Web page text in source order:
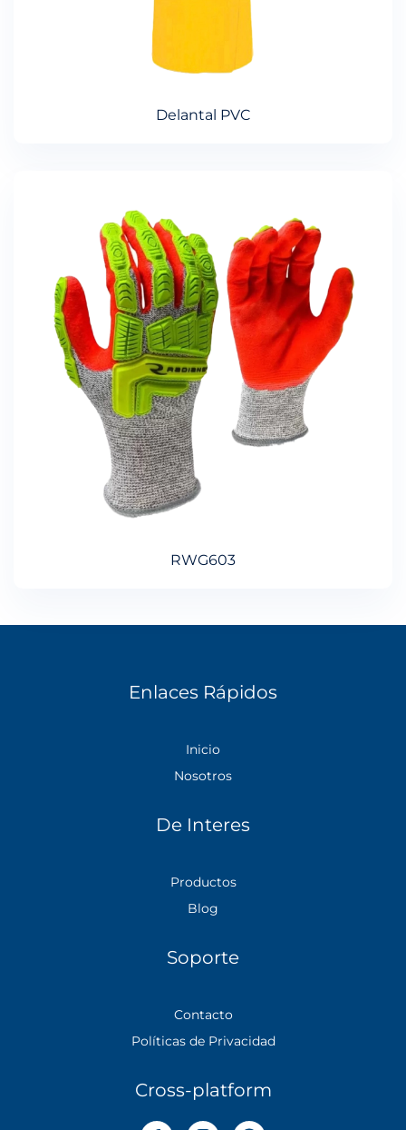
Delantal PVC
RWG603
Enlaces Rápidos
Inicio
Nosotros
De Interes
Productos
Blog
Soporte
Contacto
Políticas de Privacidad
Cross-platform